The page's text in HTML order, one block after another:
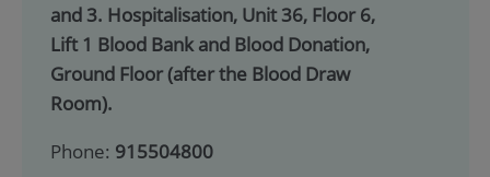
and 3. Hospitalisation, Unit 36, Floor 6,
Lift 1 Blood Bank and Blood Donation,
Ground Floor (after the Blood Draw
Room).
Phone: 915504800